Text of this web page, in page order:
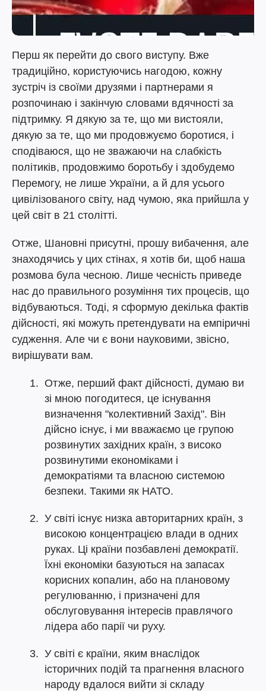
Перш як перейти до свого виступу. Вже
традиційно, користуючись нагодою, кожну
зустріч із своїми друзями і партнерами я
розпочинаю і закінчую словами вдячності за
підтримку. Я дякую за те, що ми вистояли,
дякую за те, що ми продовжуємо боротися, і
сподіваюся, що не зважаючи на слабкість
політиків, продовжимо боротьбу і здобудемо
Перемогу, не лише України, а й для усього
цивілізованого світу, над чумою, яка прийшла у
цей світ в 21 столітті.
Отже, Шановні присутні, прошу вибачення, але
знаходячись у цих стінах, я хотів би, щоб наша
розмова була чесною. Лише чесність приведе
нас до правильного розуміння тих процесів, що
відбуваються. Тоді, я сформую декілька фактів
дійсності, які можуть претендувати на емпіричні
судження. Але чи є вони науковими, звісно,
вирішувати вам.
Отже, перший факт дійсності, думаю ви
зі мною погодитеся, це існування
визначення "колективний Захід". Він
дійсно існує, і ми вважаємо це групою
розвинутих західних країн, з високо
розвинутими економіками і
демократіями та власною системою
безпеки. Такими як НАТО.
У світі існує низка авторитарних країн, з
високою концентрацією влади в одних
руках. Ці країни позбавлені демократії.
Їхні економіки базуються на запасах
корисних копалин, або на плановому
регулюванню, і призначені для
обслуговування інтересів правлячого
лідера або парії чи руху.
У світі є країни, яким внаслідок
історичних подій та прагнення власного
народу вдалося вийти зі складу